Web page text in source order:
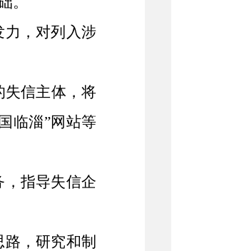
力，对列入涉
失信主体，将
临淄”网站等
指导失信企
，研究和制